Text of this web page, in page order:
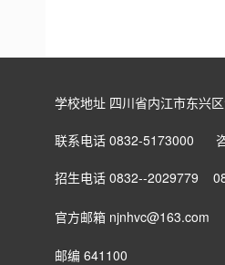
学校地址 四川省内江市东兴
联系电话 0832-5173000
招生电话 0832--2029779
官方邮箱
邮编 641100